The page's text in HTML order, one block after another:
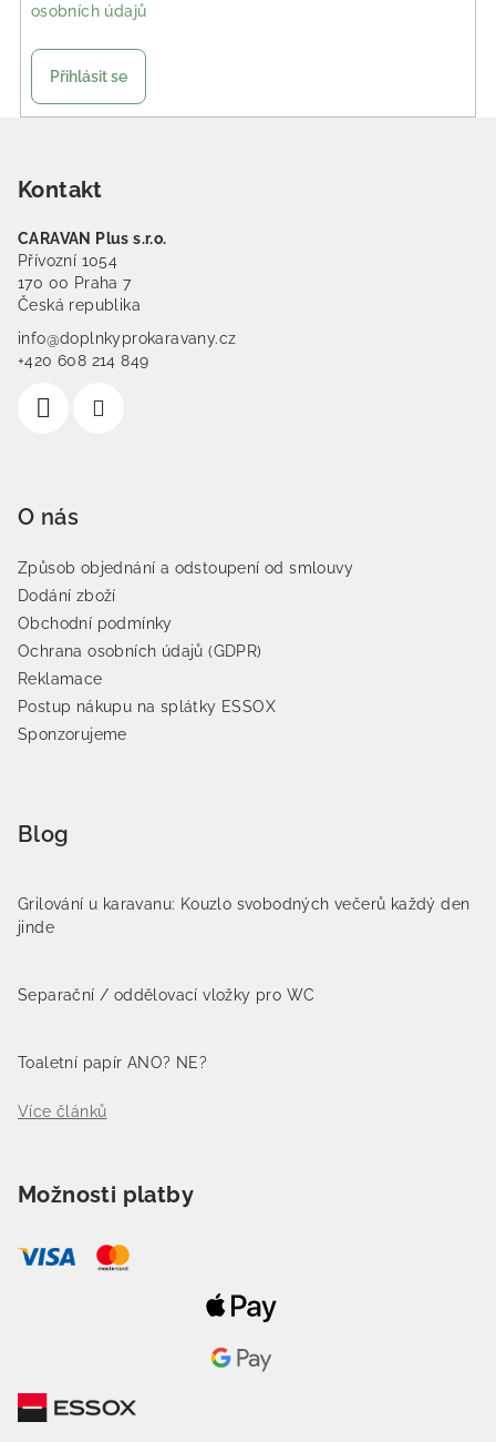
osobních údajů
Přihlásit se
Kontakt
CARAVAN Plus s.r.o.
Přívozní 1054
170 00 Praha 7
Česká republika
info@doplnkyprokaravany.cz
+420 608 214 849
O nás
Způsob objednání a odstoupení od smlouvy
Dodání zboží
Obchodní podmínky
Ochrana osobních údajů (GDPR)
Reklamace
Postup nákupu na splátky ESSOX
Sponzorujeme
Blog
Grilování u karavanu: Kouzlo svobodných večerů každý den
jinde
Separační / oddělovací vložky pro WC
Toaletní papír ANO? NE?
Více článků
Možnosti platby